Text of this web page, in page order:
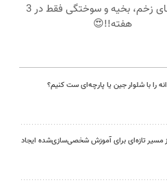
ترمیم جای زخم، بخیه و سوختگی فقط در 3
هفته!!😍
را با شلوار جین یا پارچه‌ای ست کنیم؟
مسیر تازه‌ای برای آموزش شخصی‌سازی‌شده ایجاد